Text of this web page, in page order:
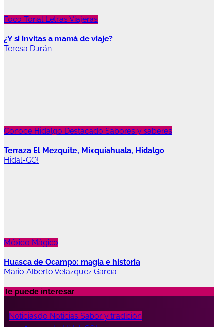
Foco Tonal Letras Viajeras
¿Y si invitas a mamá de viaje?
Teresa Durán
Conoce Hidalgo Destacado Sabores y saberes
Terraza El Mezquite, Mixquiahuala, Hidalgo
Hidal-GO!
México Mágico
Huasca de Ocampo: magia e historia
Mario Alberto Velázquez García
Te puede interesar
Destacado Noticias Sabor y tradición
Noticias
Noticias
Noticias
Noticias